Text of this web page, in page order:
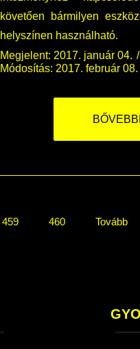
követően bármilyen
helyszínen használható.
Megjelent: 2017. január 04.
Módosítás: 2017. február 08.
459 460 Tovább